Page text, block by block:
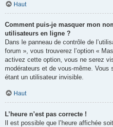
Haut
Comment puis-je masquer mon
utilisateurs en ligne ?
Dans le panneau de contrôle de
forum », vous trouverez l’option «
activez cette option, vous ne serez
modérateurs et de vous-même.
étant un utilisateur invisible.
Haut
L’heure n’est pas correcte !
Il est possible que l’heure affichée